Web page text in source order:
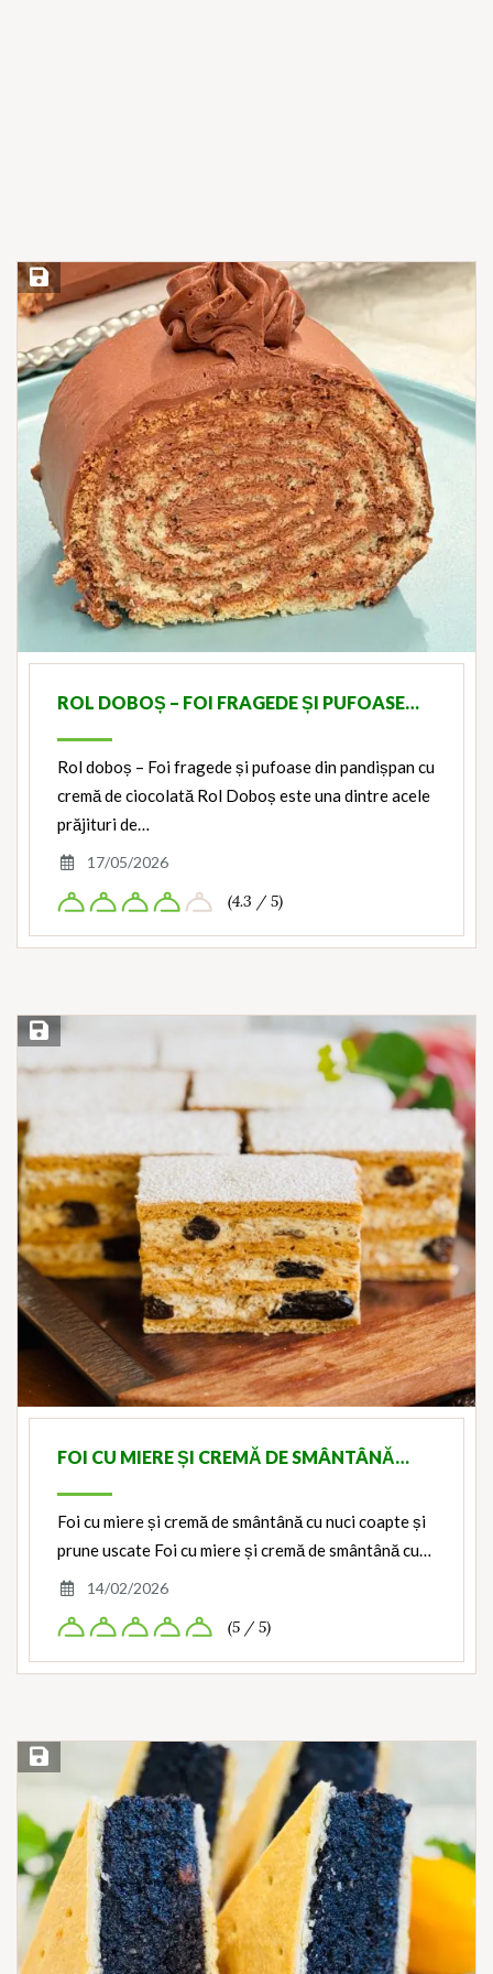
Save Recipe
ROL DOBOȘ – FOI FRAGEDE ȘI PUFOASE…
Rol doboș – Foi fragede și pufoase din pandișpan cu
cremă de ciocolată Rol Doboș este una dintre acele
prăjituri de…
17/05/2026
(4.3 / 5)
Save Recipe
FOI CU MIERE ȘI CREMĂ DE SMÂNTÂNĂ…
Foi cu miere și cremă de smântână cu nuci coapte și
prune uscate Foi cu miere și cremă de smântână cu…
14/02/2026
(5 / 5)
Save Recipe